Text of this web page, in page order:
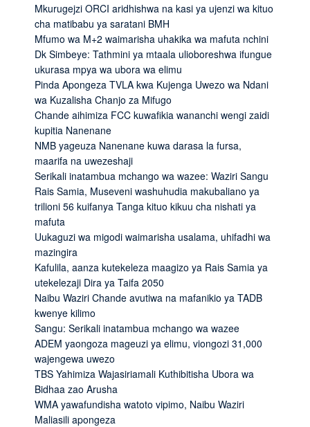
Mkurugejzi ORCI aridhishwa na kasi ya ujenzi wa kituo
cha matibabu ya saratani BMH
Mfumo wa M+2 waimarisha uhakika wa mafuta nchini
Dk Simbeye: Tathmini ya mtaala ulioboreshwa ifungue
ukurasa mpya wa ubora wa elimu
Pinda Apongeza TVLA kwa Kujenga Uwezo wa Ndani
wa Kuzalisha Chanjo za Mifugo
Chande aihimiza FCC kuwafikia wananchi wengi zaidi
kupitia Nanenane
NMB yageuza Nanenane kuwa darasa la fursa,
maarifa na uwezeshaji
Serikali inatambua mchango wa wazee: Waziri Sangu
Rais Samia, Museveni washuhudia makubaliano ya
trilioni 56 kuifanya Tanga kituo kikuu cha nishati ya
mafuta
Uukaguzi wa migodi waimarisha usalama, uhifadhi wa
mazingira
Kafulila, aanza kutekeleza maagizo ya Rais Samia ya
utekelezaji Dira ya Taifa 2050
Naibu Waziri Chande avutiwa na mafanikio ya TADB
kwenye kilimo
Sangu: Serikali inatambua mchango wa wazee
ADEM yaongoza mageuzi ya elimu, viongozi 31,000
wajengewa uwezo
TBS Yahimiza Wajasiriamali Kuthibitisha Ubora wa
Bidhaa zao Arusha
WMA yawafundisha watoto vipimo, Naibu Waziri
Maliasili apongeza